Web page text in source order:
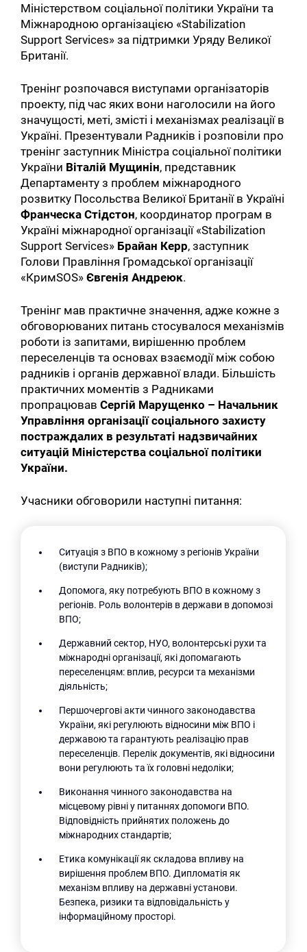
Міністерством соціальної політики України та
Міжнародною організацією «Stabilization
Support Services» за підтримки Уряду Великої
Британії.
Тренінг розпочався виступами організаторів
проекту, під час яких вони наголосили на його
значущості, меті, змісті і механізмах реалізації в
Україні. Презентували Радників і розповіли про
тренінг заступник Міністра соціальної політики
України Віталій Мущинін, представник
Департаменту з проблем міжнародного
розвитку Посольства Великої Британії в Україні
Франческа Стідстон, координатор програм в
Україні міжнародної організації «Stabilization
Support Services» Брайан Керр, заступник
Голови Правління Громадської організації
«КримSOS»Євгенія Андреюк.
Тренінг мав практичне значення, адже кожне з
обговорюваних питань стосувалося механізмів
роботи із запитами, вирішенню проблем
переселенців та основах взаємодії між собою
радників і органів державної влади. Більшість
практичних моментів з Радниками
пропрацювавСергій Марущенко – Начальник
Управління організації соціального захисту
постраждалих в результаті надзвичайних
ситуацій Міністерства соціальної політики
України.
Учасники обговорили наступні питання:
Ситуація з ВПО в кожному з регіонів України
(виступи Радників);
Допомога, яку потребують ВПО в кожному з
регіонів. Роль волонтерів в держави в допомозі
ВПО;
Державний сектор, НУО, волонтерські рухи та
міжнародні організації, які допомагають
переселенцям: вплив, ресурси та механізми
діяльність;
Першочергові акти чинного законодавства
України, які регулюють відносини між ВПО і
державою та гарантують реалізацію прав
переселенців. Перелік документів, які відносини
вони регулюють та їх головні недоліки;
Виконання чинного законодавства на
місцевому рівні у питаннях допомоги ВПО.
Відповідність прийнятих положень до
міжнародних стандартів;
Етика комунікації як складова впливу на
вирішення проблем ВПО. Дипломатія як
механізм впливу на державні установи.
Безпека, ризики та відповідальність у
інформаційному просторі.